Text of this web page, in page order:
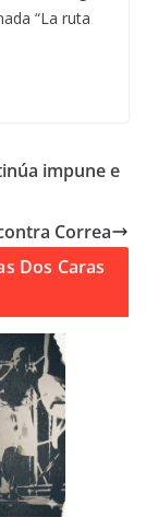
“La ruta
impune e
Correa
Dos Caras